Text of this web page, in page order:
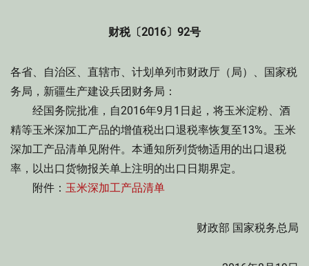
财税〔2016〕92号
各省、自治区、直辖市、计划单列市财政厅（局）、国家税
务局，新疆生产建设兵团财务局：
经国务院批准，自2016年9月1日起，将玉米淀粉、酒
精等玉米深加工产品的增值税出口退税率恢复至13%。玉米
深加工产品清单见附件。本通知所列货物适用的出口退税
率，以出口货物报关单上注明的出口日期界定。
附件： 玉米深加工产品清单
财政部 国家税务总局